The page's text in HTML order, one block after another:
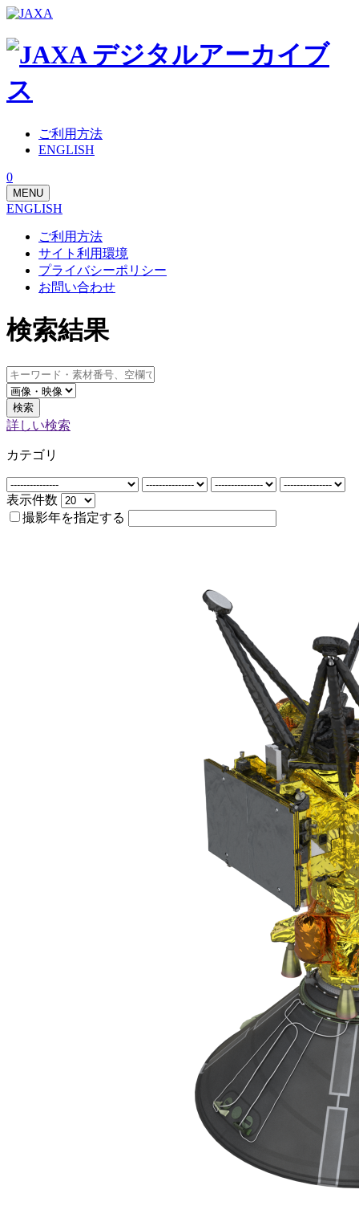
ご利用方法
ENGLISH
0
MENU
ENGLISH
ご利用方法
サイト利用環境
プライバシーポリシー
お問い合わせ
検索結果
検索
詳しい検索
カテゴリ
表示件数
撮影年を指定する